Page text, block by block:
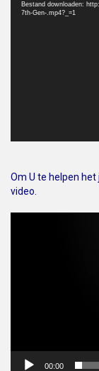
Bestand downloaden:
7th-Gen-.mp4?_=1
Om U te helpen
video.
00:00